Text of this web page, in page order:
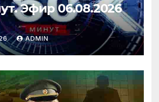
Эфир 06.08.2026
ADMIN